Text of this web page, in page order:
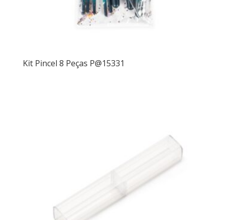
Kit Pincel 8 Peças P@15331